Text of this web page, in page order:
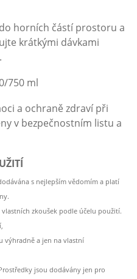
horních částí prostoru a
krátkými dávkami
ml
a ochraně zdraví při
v bezpečnostním listu a
s nejlepším vědomím a platí
zkoušek podle účelu použití.
výhradně a jen na vlastní
jsou dodávány jen pro